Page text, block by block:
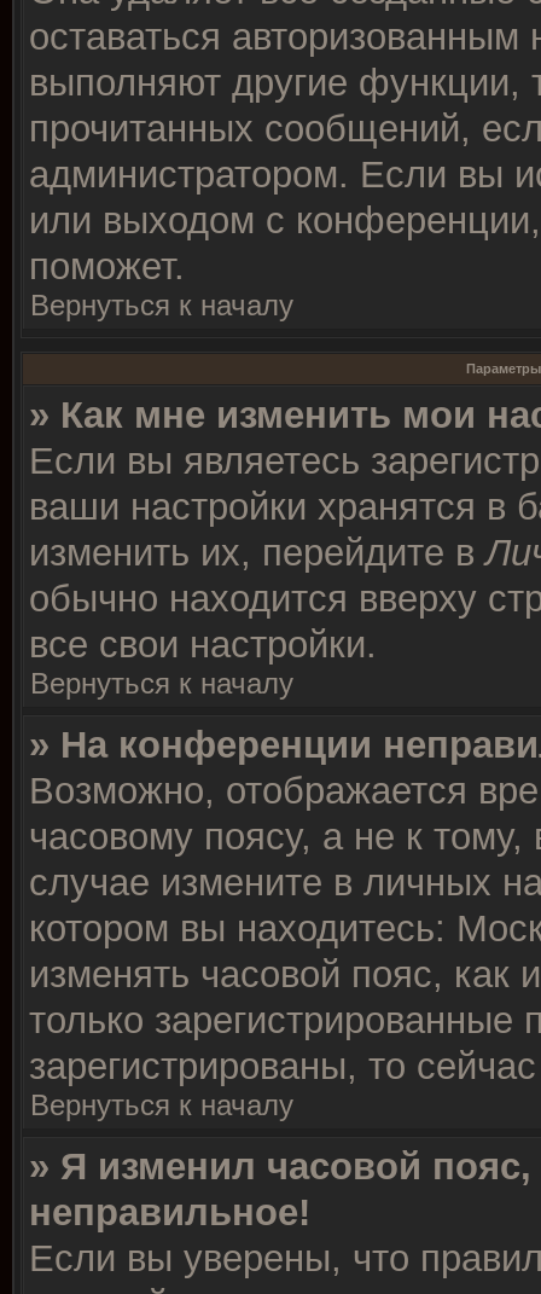
оставаться
выполняют другие функции,
прочитанных сообщений,
администратором. Если вы
или выходом с
поможет.
Вернуться к началу
Параметры
» Как мне изменить мои
Если вы являетесь
ваши настройки хранятся в
изменить их, перейдите в
обычно находится вверху
все свои настройки.
Вернуться к началу
» На конференции
Возможно, отображается
часовому поясу, а не к
случае измените в личных
котором вы находитесь:
изменять часовой пояс, как
только
зарегистрированы, то
Вернуться к началу
» Я изменил часовой
неправильное!
Если вы уверены, что